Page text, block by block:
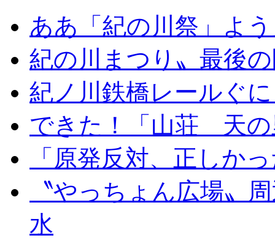
ああ「紀の川祭」よ
紀の川まつり〟最後
紀ノ川鉄橋レールぐ
できた！「山荘 天の
「原発反対、正しか
〝やっちょん広場〟
水